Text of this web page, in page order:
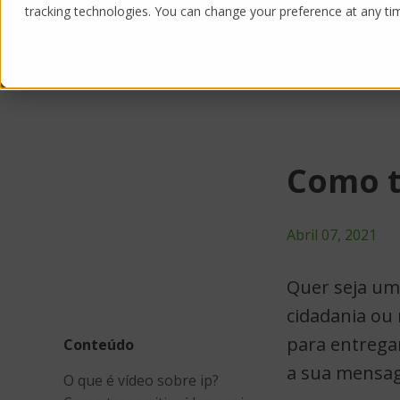
tracking technologies. You can change your preference at any
Conteúdo
O que é vídeo sobre ip?
Como
Abril 07, 2021
Quer seja
cidadania
para
a sua